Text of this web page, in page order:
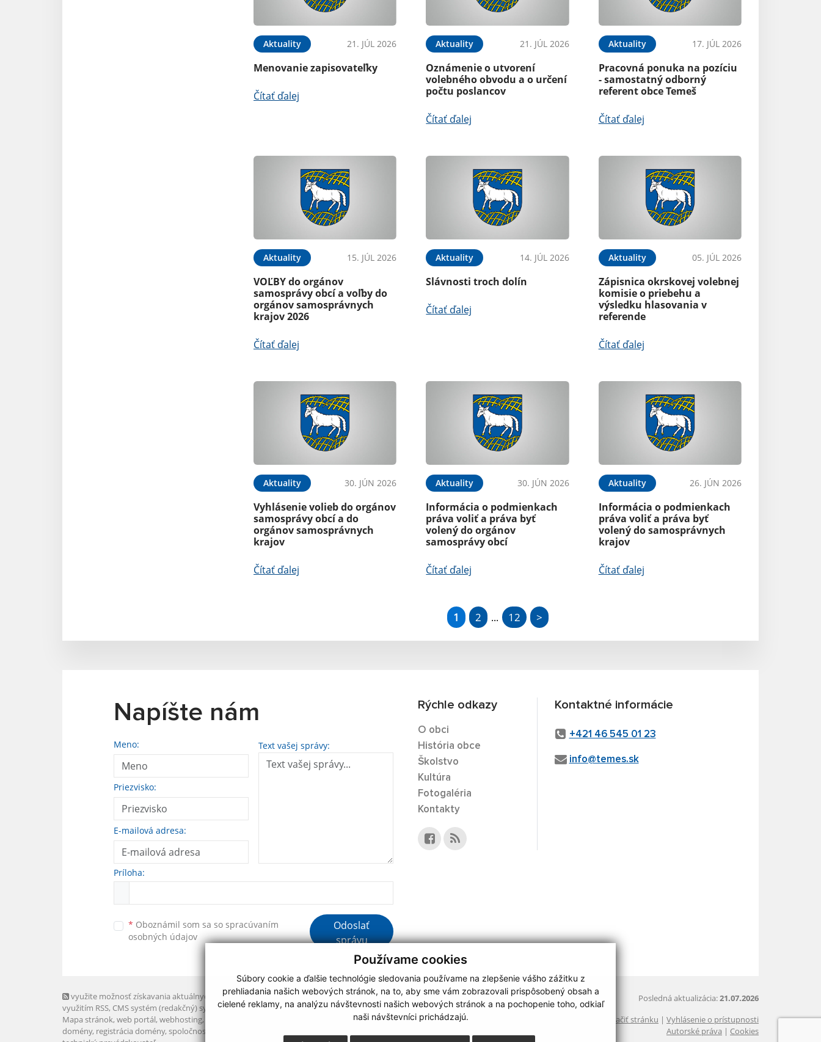
Používame cookies
Súbory cookie a ďalšie technológie sledovania používame na zlepšenie vášho zážitku z
prehliadania našich webových stránok, na to, aby sme vám zobrazovali prispôsobený obsah a
cielené reklamy, na analýzu návštevnosti našich webových stránok a na pochopenie toho, odkiaľ
naši návštevníci prichádzajú.
Aktuality 21. JÚL 2026
Menovanie zapisovateľky
Čítať ďalej
Aktuality 21. JÚL 2026
Oznámenie o utvorení
volebného obvodu a o určení
počtu poslancov
Čítať ďalej
Aktuality 17. JÚL 2026
Pracovná ponuka na pozíciu
- samostatný odborný
referent obce Temeš
Čítať ďalej
Aktuality 15. JÚL 2026
VOĽBY do orgánov
samosprávy obcí a voľby do
orgánov samosprávnych
krajov 2026
Čítať ďalej
Aktuality 14. JÚL 2026
Slávnosti troch dolín
Čítať ďalej
Aktuality 05. JÚL 2026
Zápisnica okrskovej volebnej
komisie o priebehu a
výsledku hlasovania v
referende
Čítať ďalej
Aktuality 30. JÚN 2026
Vyhlásenie volieb do orgánov
samosprávy obcí a do
orgánov samosprávnych
krajov
Čítať ďalej
Aktuality 30. JÚN 2026
Informácia o podmienkach
práva voliť a práva byť
volený do orgánov
samosprávy obcí
Čítať ďalej
Aktuality 26. JÚN 2026
Informácia o podmienkach
práva voliť a práva byť
volený do samosprávnych
krajov
Čítať ďalej
1 2 ... 12 >
Napíšte nám
Meno:
Priezvisko:
E-mailová adresa:
Text vašej správy:
Príloha:
* Oboznámil som sa so spracúvaním
osobných údajov
Odoslať
správu
Rýchle odkazy
O obci
História obce
Školstvo
Kultúra
Fotogaléria
Kontakty
Kontaktné informácie
+421 46 545 01 23
info@temes.sk
využite možnosť získavania aktuálnych informácií s
využitím RSS, CMS systém (redakčný) systém ECHELON 2,
Mapa stránok, web portál, webhosting,
domény, registrácia domény, spoločnosť webex.digital, s.r.o.
Posledná aktualizácia:21.07.2026
Vytlačiť stránku | Vyhlásenie o prístupnosti
Autorské práva | Cookies
webdesign|